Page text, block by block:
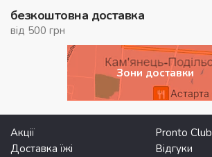
безкоштовна доставка
від 500 грн
Зони доставки
Акції
Pronto Club
Доставка їжі
Відгуки